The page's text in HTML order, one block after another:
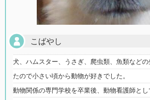
こばやし
犬、ハムスター、うさぎ、爬虫類、魚類など
たので小さい頃から動物が好きでした。
動物関係の専門学校を卒業後、動物看護師と